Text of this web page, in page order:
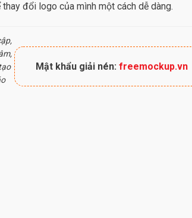
đổi logo của mình một cách dễ dàng.
Mật khẩu giải nén: freemockup.vn